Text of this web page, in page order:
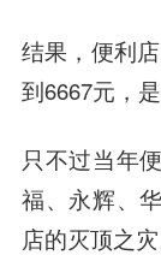
结果，便利
到6667元，
只不过当年
福、永辉、
店的灭顶之